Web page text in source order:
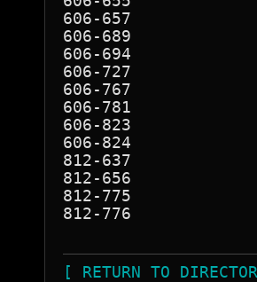
606-657
606-689
606-694
606-727
606-767
606-781
606-823
606-824
812-637
812-656
812-775
812-776
[ RETURN TO